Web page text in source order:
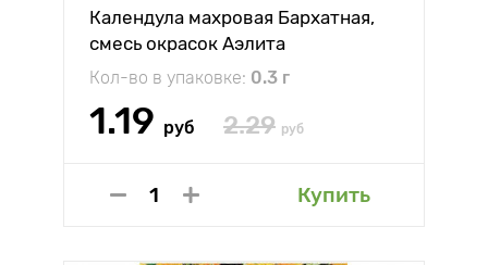
Календула махровая Бархатная,
смесь окрасок Аэлита
Кол-во в упаковке: 0.3 г
1.19 руб 2.29 руб
Купить